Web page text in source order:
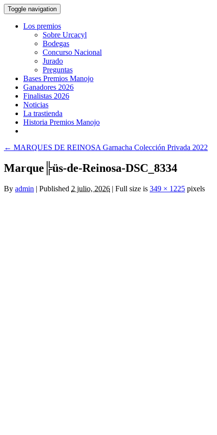
Toggle navigation
Los premios
Sobre Urcacyl
Bodegas
Concurso Nacional
Jurado
Preguntas
Bases Premios Manojo
Ganadores 2026
Finalistas 2026
Noticias
La trastienda
Historia Premios Manojo
← MARQUES DE REINOSA Garnacha Colección Privada 2022
Marque╠üs-de-Reinosa-DSC_8334
By admin | Published 2 julio, 2026 | Full size is 349 × 1225 pixels